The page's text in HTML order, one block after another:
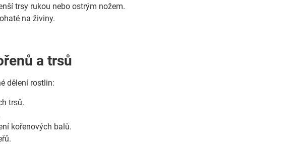
trsy rukou nebo ostrým nožem.
na živiny.
a trsů
dělení rostlin:
trsů.
kořenových balů.